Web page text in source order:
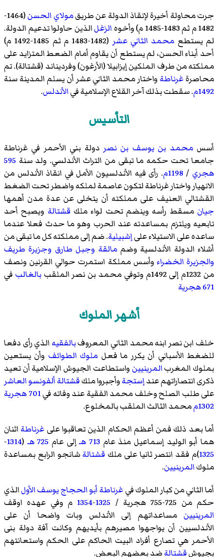
جرت محاولة أخيرة لإنقاذ الدولة عن طريقمولاي الحسن
(1464-
1482 م ثم 1483-1485 م) وأخوه
الزغلالذين حاولوا تدعيم الدولة.
لم يستطع محمد الثاني عشر
(1482-1483 م ثم 1485-1492 م)
أحد أبناء الحسن، لم يستطع أن يقاوم أمام الضعط المتزايد على
مملكته من طرف الملكين إيزابيلا (الأرغون) وفرديناند (قشتالة). تم
محاصرةغرناطة واختار محمد الثاني عشر أن يسلم المدينة سنة
1492م . سقطت بذلك آخر القلاع الإسلامية فيالأندلس.
التأسيس
أسسمحمد بن يوسف بن نصر دولة بني الأحمر في غرناطة
جامعا تحت حكمه ما تبقى من التراث الأندلسي. ولد سنة 595
هجري / 1198م . رأى فيه الأندلسيون الأمل في انقاذ الأندلس من
الانهيار واختار غرناطة لتكون عاصمة لملكه واضطر تحت الضغط
القشتالي العنيف على مملكته أن يتخلى عن عدة مدن أهمها
جيان مسقط رأسه وينضم تحت لواء ملك قشتالة ويصبح أحد
تابعيه ويلتزم بمساعدته عند الحرب وهو ما حدث فعلا عندما
ساعده على الاستيلاء علىإشبيلية. ضم إلى مملكته كل ما تبقى من
أشلاء الدولة الأندلسية وضممالقة وجبل طارق وجزيرة طريف
والجزيرة الخضراء وأسس مملكة استمرت حوالي القرنين ونصف
من 1232م إلى 1492م وتوفي محمد بن نصر الملقب
بالغالب في
671 هجرية
أشهر الملوك
خلف ابن نصر ابنه محمد الثاني المعروفبالفقيه الذي رأى دفعا
للضغط الأسباني أن يكرر ما فعل ملوك الطوائف وأن يستعين
بملوك المغربالمرينيين واستطاعت الجيوش الإسلامية أن تعيد
ذكرى انتصاراتهم عندإستجةوأجبروا ملكقشتالةألفونسو العاشر
على طلب الصلح وخلف محمد الفقية عند وفاته في701 هجرية
1302م محمد الثالث الملقببالمخلوع.
أما بعد ذلك فمن أعظم الحكام الذين تعاقبوا على غرناطة اثنان
هما أبو الوليد إسماعيل منذ عام 713 هـ إلى عام 725 هـ (
1314
-
1325)م فقد انتصر ثانيا على ملك قشتالة شانجو الرابع بمساعدة
ملوكالمرينيين.
أما الثاني من كبار الملوك فيغرناطةأبو الحجاج يوسف الأولالذي
حكم من 725-755 هجرية /
1325
-
1354 م وفي عهده اوقف
المرينيين مساعداتهم إلى الأندلس وبات واضحا أن على
الأندلسيين أن يواجهوا مصيرهم بأيديهم وكانت آفة دولة بنى
الأحمر هي تصارع أفراد البيت الحاكم على الحكم واستعانتهم
بجيوشقشتالةضد بعضهم البعض.